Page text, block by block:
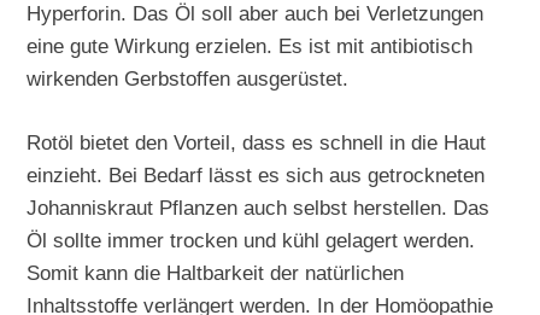
Hyperforin. Das Öl soll aber auch bei Verletzungen
eine gute Wirkung erzielen. Es ist mit antibiotisch
wirkenden Gerbstoffen ausgerüstet.
Rotöl bietet den Vorteil, dass es schnell in die Haut
einzieht. Bei Bedarf lässt es sich aus getrockneten
Johanniskraut Pflanzen auch selbst herstellen. Das
Öl sollte immer trocken und kühl gelagert werden.
Somit kann die Haltbarkeit der natürlichen
Inhaltsstoffe verlängert werden. In der Homöopathie